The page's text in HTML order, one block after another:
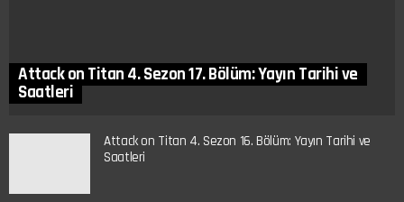
Attack on Titan 4. Sezon 17. Bölüm: Yayın Tarihi ve
Saatleri
Attack on Titan 4. Sezon 16. Bölüm: Yayın Tarihi ve
Saatleri